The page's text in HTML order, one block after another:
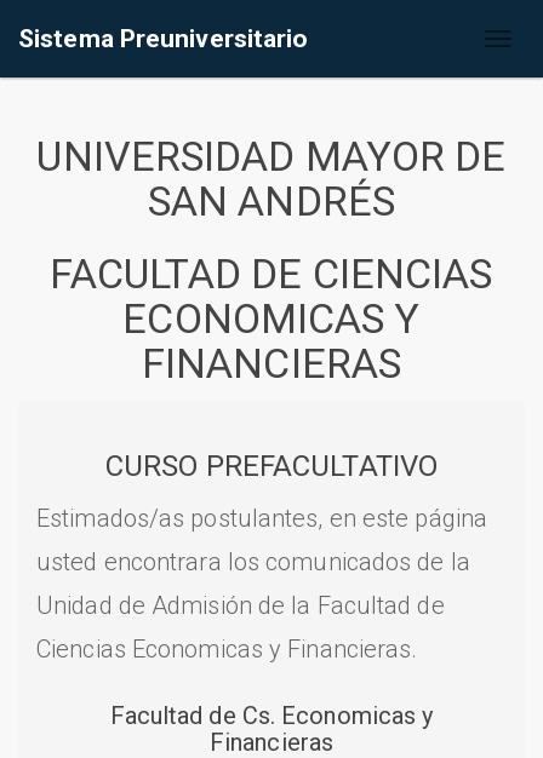
Sistema Preuniversitario
UNIVERSIDAD MAYOR DE
SAN ANDRÉS
FACULTAD DE CIENCIAS
ECONOMICAS Y
FINANCIERAS
CURSO PREFACULTATIVO
Estimados/as postulantes, en este página
usted encontrara los comunicados de la
Unidad de Admisión de la Facultad de
Ciencias Economicas y Financieras.
Facultad de Cs. Economicas y
Financieras